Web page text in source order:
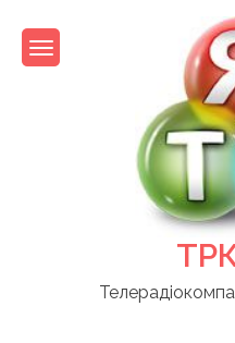
content